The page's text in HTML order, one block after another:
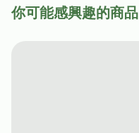
你可能感興趣的商品